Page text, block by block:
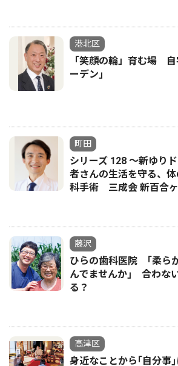
港北区
「笑顔の輪」育む場
ーデン｣
町田
シリーズ 128 〜新ゆり
者さんの生活を守る、
科手術 三成会 新百合
藤沢
ひらの歯科医院 ｢柔ら
んでませんか｣ 合わな
る？
高津区
身近なことから｢自分